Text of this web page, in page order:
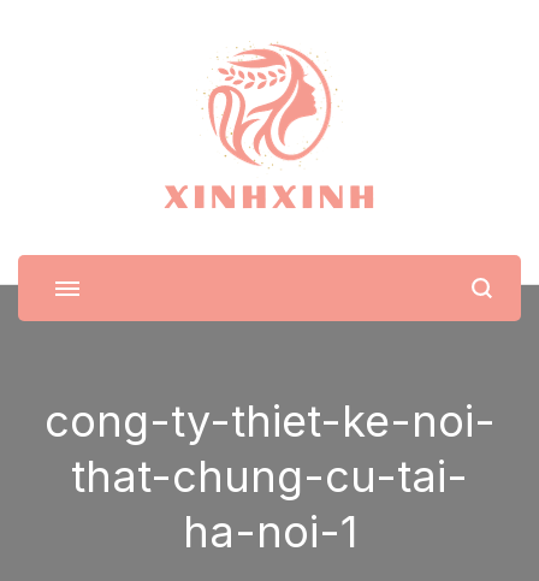
XinhXinh
Trang tin tức cho phái đẹp
cong-ty-thiet-ke-noi-
that-chung-cu-tai-
ha-noi-1